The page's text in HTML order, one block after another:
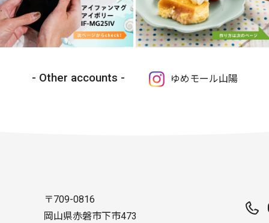
Other accounts ゆめモール山陽
〒709-0816
岡山県赤磐市下市473